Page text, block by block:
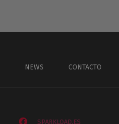
NEWS CONTACTO
SPARKLOAD.ES